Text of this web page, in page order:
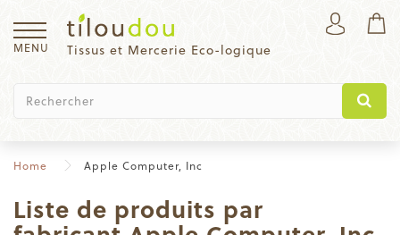
Tissus et Mercerie Eco-logique
MENU
Home Apple Computer, Inc
Liste de produits par